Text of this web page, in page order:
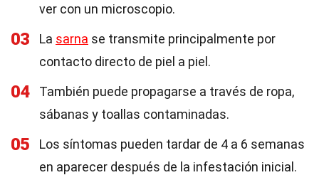
ver con un microscopio.
03 La sarna se transmite principalmente por
contacto directo de piel a piel.
04
También puede propagarse a través de ropa,
sábanas y toallas contaminadas.
05
Los síntomas pueden tardar de 4 a 6 semanas
en aparecer después de la infestación inicial.